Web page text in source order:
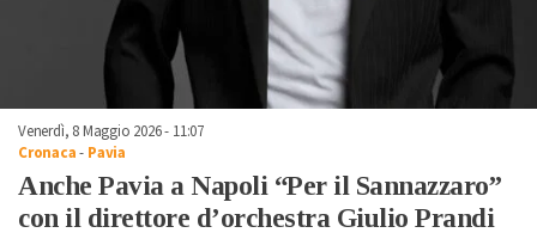
Venerdì, 8 Maggio 2026 - 11:07
Cronaca- Pavia
Anche Pavia a Napoli “Per il Sannazzaro”
con il direttore d’orchestra Giulio Prandi